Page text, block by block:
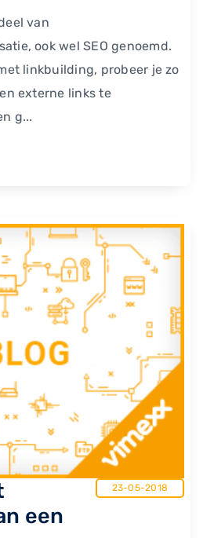
van
ook wel SEO genoemd.
linkbuilding, probeer je zo
externe links te
g...
een
23-05-2018